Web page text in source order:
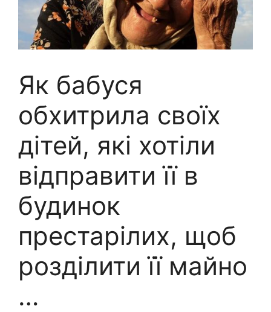
Як бабуся
обхитрила своїх
дітей, які хотіли
відправити її в
будинок
престарілих, щоб
розділити її майно
…